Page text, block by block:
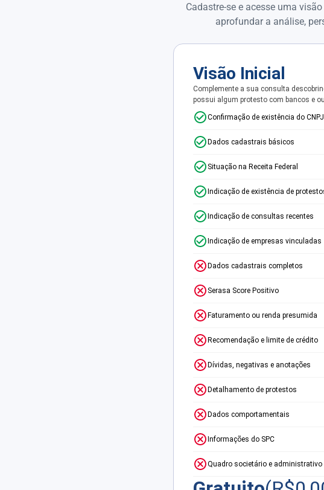
Cadastre-se e acesse uma
aprofundar a análise,
Visão Inicial
Complemente a sua consulta
possui algum protesto com bancos e
Confirmação de existência do CNPJ
Dados cadastrais básicos
Situação na Receita Federal
Indicação de existência de
Indicação de consultas recentes
Indicação de empresas vinculadas
Dados cadastrais completos
Serasa Score Positivo
Faturamento ou renda presumida
Recomendação e limite de crédito
Dívidas, negativas e anotações
Detalhamento de protestos
Dados comportamentais
Informações do SPC
Quadro societário e administrativo